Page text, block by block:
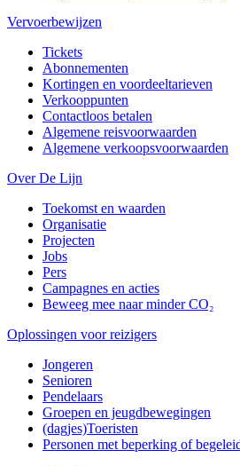
Vervoerbewijzen
Tickets
Abonnementen
Kortingen en voordeeltarieven
Verkooppunten
Contactloos betalen
Algemene reisvoorwaarden
Algemene verkoopsvoorwaarden
Over De Lijn
Toekomst en waarden
Organisatie
Projecten
Jobs
Pers
Campagnes en acties
Beweeg mee naar minder CO₂
Oplossingen voor reizigers
Jongeren
Senioren
Pendelaars
Groepen en jeugdbewegingen
(dagjes)Toeristen
Personen met beperking of